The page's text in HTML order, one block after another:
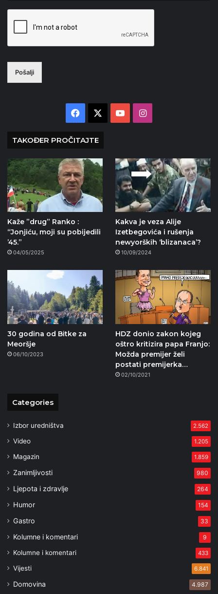
Pošalji
Facebook YouTubeInstagram
TAKOĐER PROČITAJTE
Kaže ”drug” Ranko :
“Jonjiću, moji su pobijedili
’45.”
04/05/2025
Kakva je veza Alije
Izetbegovića i rušenja
newyorških ‘blizanaca’?
10/09/2024
30 godina od Bitke za
Meoršje
06/10/2023
HDZ donio zakon kojeg
oštro kritizira papa Franjo:
Možda premijer želi
postati premijerka…
02/10/2021
Categories
Izbor uredništva 2.562
Video 1.205
Magazin 1.859
Zanimljivosti 980
Ljepota i zdravlje 264
Humor 154
Gastro 33
Kolumne i komentari 9
Kolumne i komentari 433
Vijesti 6.841
Domovina 4.987